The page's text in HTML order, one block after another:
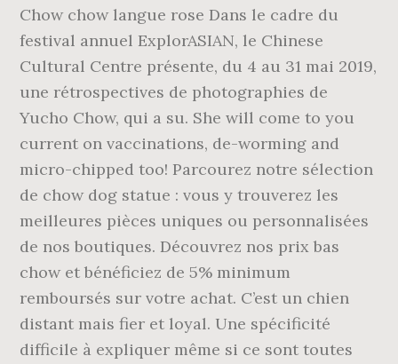
Chow chow langue rose Dans le cadre du
festival annuel ExplorASIAN, le Chinese
Cultural Centre présente, du 4 au 31 mai 2019,
une rétrospectives de photographies de
Yucho Chow, qui a su. She will come to you
current on vaccinations, de-worming and
micro-chipped too! Parcourez notre sélection
de chow dog statue : vous y trouverez les
meilleures pièces uniques ou personnalisées
de nos boutiques. Découvrez nos prix bas
chow et bénéficiez de 5% minimum
remboursés sur votre achat. C’est un chien
distant mais fier et loyal. Une spécificité
difficile à expliquer même si ce sont toutes